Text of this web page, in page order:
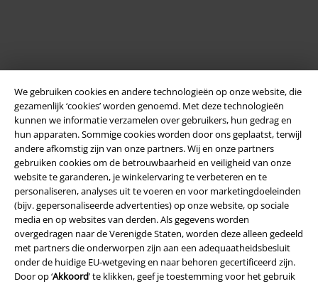
We gebruiken cookies en andere technologieën op onze website, die
gezamenlijk ‘cookies’ worden genoemd. Met deze technologieën
kunnen we informatie verzamelen over gebruikers, hun gedrag en
hun apparaten. Sommige cookies worden door ons geplaatst, terwijl
andere afkomstig zijn van onze partners. Wij en onze partners
gebruiken cookies om de betrouwbaarheid en veiligheid van onze
website te garanderen, je winkelervaring te verbeteren en te
personaliseren, analyses uit te voeren en voor marketingdoeleinden
(bijv. gepersonaliseerde advertenties) op onze website, op sociale
media en op websites van derden. Als gegevens worden
overgedragen naar de Verenigde Staten, worden deze alleen gedeeld
met partners die onderworpen zijn aan een adequaatheidsbesluit
onder de huidige EU-wetgeving en naar behoren gecertificeerd zijn.
Door op ‘Akkoord’ te klikken, geef je toestemming voor het gebruik
Legal
Algemene Voorwaarden
Bedrijfsgegevens
Privacyverklaring
Verklaring van conformiteit